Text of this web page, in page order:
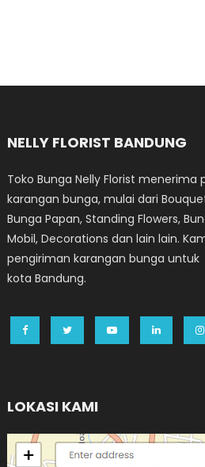
NELLY FLORIST BANDUNG
Toko Bunga Nelly Florist menerima
karangan bunga, mulai dari
Bunga Papan, Standing Flowers,
Mobil, Decorations dan lain lain.
pengiriman karangan bunga
kota Bandung.
LOKASI KAMI